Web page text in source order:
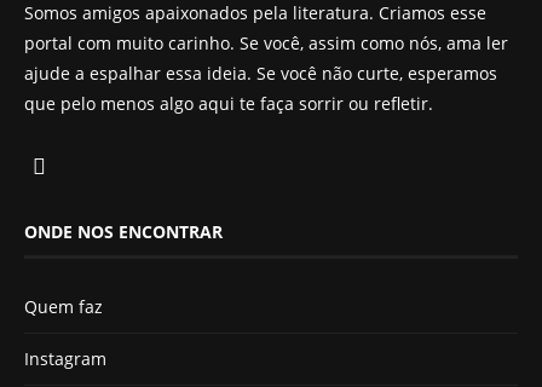
Somos amigos apaixonados pela literatura. Criamos esse
portal com muito carinho. Se você, assim como nós, ama ler
ajude a espalhar essa ideia. Se você não curte, esperamos
que pelo menos algo aqui te faça sorrir ou refletir.
ONDE NOS ENCONTRAR
Quem faz
Instagram